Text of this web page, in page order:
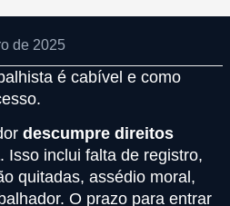
de 2025
é cabível e como
descumpre direitos
. Isso inclui falta de registro,
quitadas, assédio moral,
O prazo para entrar